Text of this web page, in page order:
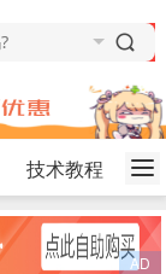
技术教程